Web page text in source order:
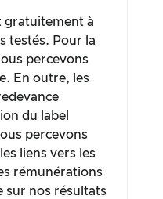
gratuitement à
testés. Pour la
percevons
En outre, les
du label
percevons
liens vers les
rémunérations
sur nos résultats